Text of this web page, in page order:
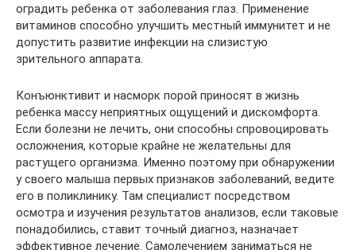
оградить ребенка от заболевания глаз. Применение
витаминов способно улучшить местный иммунитет и не
допустить развитие инфекции на слизистую
зрительного аппарата.
Конъюнктивит и насморк порой приносят в жизнь
ребенка массу неприятных ощущений и дискомфорта.
Если болезни не лечить, они способны спровоцировать
осложнения, которые крайне не желательны для
растущего организма. Именно поэтому при обнаружении
у своего малыша первых признаков заболеваний, ведите
его в поликлинику. Там специалист посредством
осмотра и изучения результатов анализов, если таковые
понадобились, ставит точный диагноз, назначает
эффективное лечение. Самолечением заниматься не